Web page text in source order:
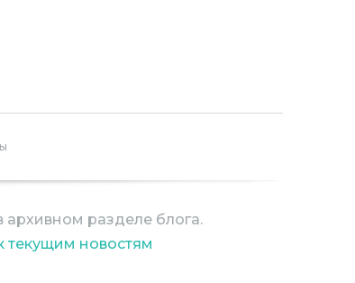
в мусороперерабатывающей
направлениям, говорится в отчете
логистических цепочек и
программным
архивном разделе блога.
текущим новостям